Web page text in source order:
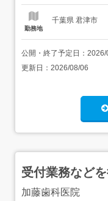
勤務地
千葉県 君津市
公開・終了予定日： 2026/
更新日： 2026/08/06
受付業務など
加藤歯科医院